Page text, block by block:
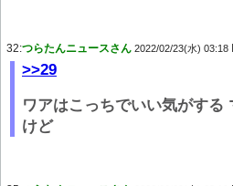
32:つらたんニュースさん 2022/02/23(水) 03:18
>>29
ワアはこっちでいい気がする
けど